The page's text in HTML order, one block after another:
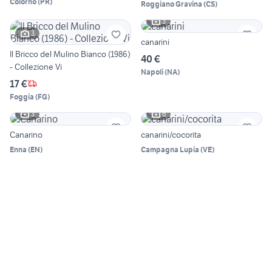
Roggiano Gravina (CS)
3
Il Bricco del Mulino Bianco (1986)
- Collezione Vi
17 €
Foggia (FG)
3
canarini
40 €
Napoli(NA)
3
Canarino
Enna (EN)
6
canarini/cocorita
Campagna Lupia (VE)